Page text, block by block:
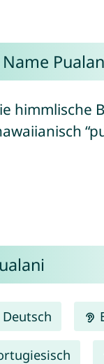
himmlische
Deutsch